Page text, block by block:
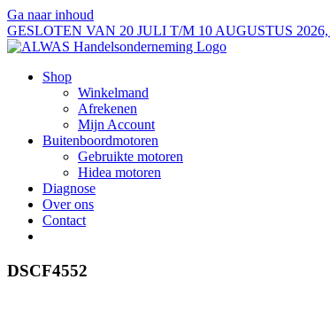
Ga naar inhoud
GESLOTEN VAN 20 JULI T/M 10 AUGUSTUS
Shop
Winkelmand
Afrekenen
Mijn Account
Buitenboordmotoren
Gebruikte motoren
Hidea motoren
Diagnose
Over ons
Contact
DSCF4552